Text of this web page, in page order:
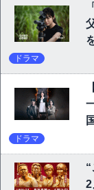
ドラマ
ドラマ
2